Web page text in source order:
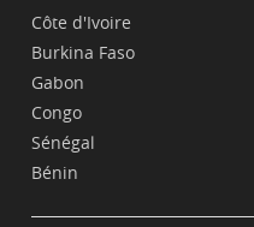
Côte d'Ivoire
Burkina Faso
Gabon
Congo
Sénégal
Bénin